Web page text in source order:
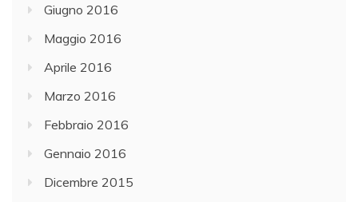
Giugno 2016
Maggio 2016
Aprile 2016
Marzo 2016
Febbraio 2016
Gennaio 2016
Dicembre 2015